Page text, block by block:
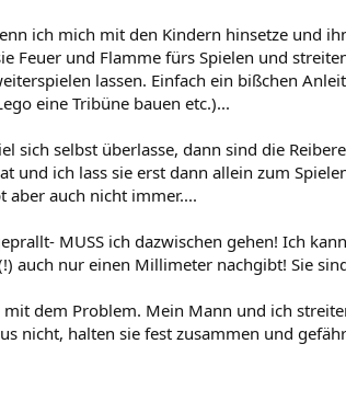
ich mich mit den Kindern hinsetze und
Feuer und Flamme fürs Spielen und
lassen. Einfach ein bißchen
eine Tribüne bauen etc.)...
sich selbst überlasse, dann sind die
und ich lass sie erst dann allein zum
aber auch nicht immer....
MUSS ich dazwischen gehen! Ich
auch nur einen Millimeter nachgibt! Sie
dem Problem. Mein Mann und ich
nicht, halten sie fest zusammen und